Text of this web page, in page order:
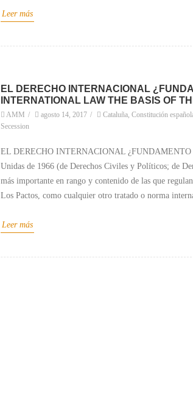
Leer más
EL DERECHO INTERNACIONAL
INTERNATIONAL LAW THE BASIS OF
AMM / agosto 14, 2017 / Cataluña Constitución
Secession
EL DERECHO INTERNACIONAL ¿FUNDAMENTO
Unidas de 1966 (de Derechos Civiles y Políticos; de
más importante en rango y contenido de las que
Los Pactos, como cualquier otro tratado o norma
Leer más